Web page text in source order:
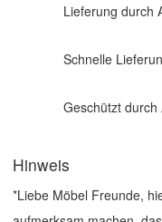
Lieferung durch
Schnelle
Geschützt durch
Hinweis
*Liebe Möbel Freunde,